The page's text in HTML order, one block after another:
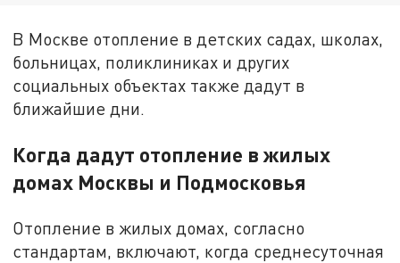
В Москве отопление в детских садах, школах,
больницах, поликлиниках и других
социальных объектах также дадут в
ближайшие дни.
Когда дадут отопление в жилых
домах Москвы и Подмосковья
Отопление в жилых домах, согласно
стандартам, включают, когда среднесуточная